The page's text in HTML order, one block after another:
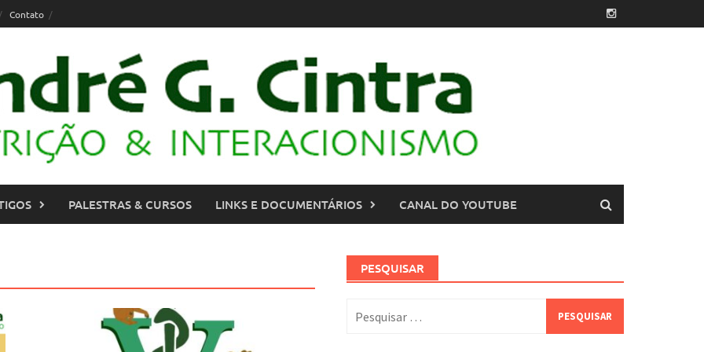
Contato
PALESTRAS & CURSOS LINKS E DOCUMENTÁRIOS CANAL DO YOUTUBE
PESQUISAR
por: